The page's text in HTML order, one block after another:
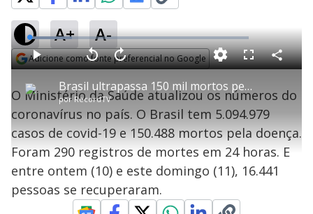
A+ A-
Adicione como fonte preferencial no Google
P
l
a
Brasil ultrapassa 150 mil mortos pelo coronavírus
por RecordTV
P V
t
a
r
0
e
g
n
d
o
s
A
n
ç
a
1
u
n
o
s
L
o
a
d
e
9
.
2
7
F
l
s
c
r
e
n
C
o
a
r
a
O Ministério da Saúde atualizou os números do
coronavírus no país. O Brasil tem 5.094.979
casos de covid-19 e 150.488 mortos pela doença.
Foram 290 registros de mortes em 24 horas. E
entre ontem (10) e este domingo (11), 16.441
pessoas se recuperaram.